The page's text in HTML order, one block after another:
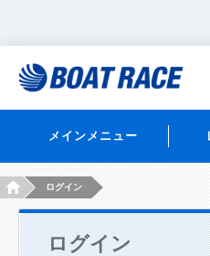
メインメニュー
HOMEログイン
ログイン